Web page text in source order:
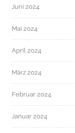
Juni 2024
Mai 2024
April 2024
März 2024
Februar 2024
Januar 2024